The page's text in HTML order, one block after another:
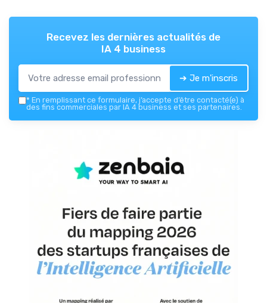
Recevez les dernières actualités de
IA 4 business
➔ Je m'inscris
* En remplissant ce formulaire, j’accepte d’être contacté(e) à
des fins commerciales par IA 4 business et ses partenaires.